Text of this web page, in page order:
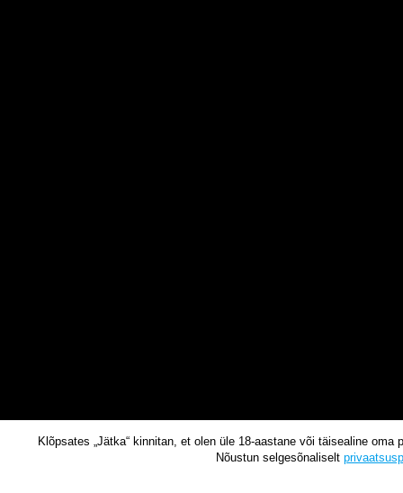
Klõpsates „Jätka“ kinnitan, et olen üle 18-aastane või täisealine oma
Nõustun selgesõnaliselt